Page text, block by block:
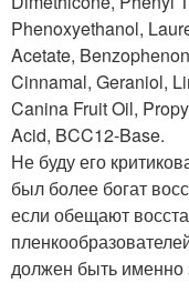
Phenoxyethanol,
Acetate,
Cinnamal, Geraniol,
Canina Fruit Oil,
Acid, BCC12-Base.
Не буду его
был более богат
если обещают
должен быть именно